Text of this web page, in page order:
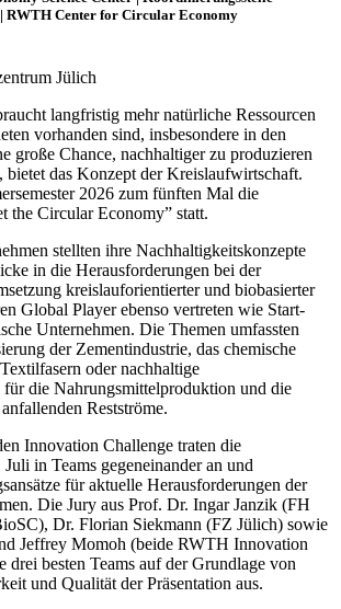
RWTH Center for Circular Economy
Jülich
langfristig mehr natürliche Ressourcen
vorhanden sind, insbesondere in den
große Chance, nachhaltiger zu produzieren
bietet das Konzept der Kreislaufwirtschaft.
2026 zum fünften Mal die
the Circular Economy” statt.
stellten ihre Nachhaltigkeitskonzepte
in die Herausforderungen bei der
kreislauforientierter und biobasierter
Global Player ebenso vertreten wie Start-
Unternehmen. Die Themen umfassten
der Zementindustrie, das chemische
oder nachhaltige
für die Nahrungsmittelproduktion und die
Restströme.
Innovation Challenge traten die
in Teams gegeneinander an und
für aktuelle Herausforderungen der
Die Jury aus Prof. Dr. Ingar Janzik (FH
Dr. Florian Siekmann (FZ Jülich) sowie
Jeffrey Momoh (beide RWTH Innovation
drei besten Teams auf der Grundlage von
und Qualität der Präsentation aus.